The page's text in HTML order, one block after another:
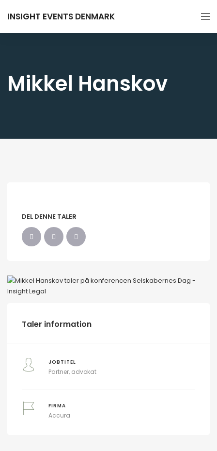
INSIGHT EVENTS DENMARK
Mikkel Hanskov
DEL DENNE TALER
Taler information
JOBTITEL
Partner, advokat
FIRMA
Accura